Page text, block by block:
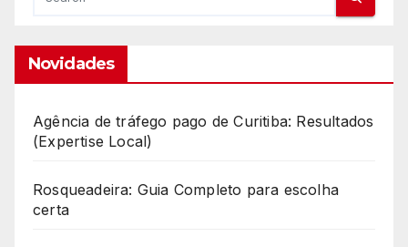
Novidades
Agência de tráfego pago de Curitiba: Resultados
(Expertise Local)
Rosqueadeira: Guia Completo para escolha
certa